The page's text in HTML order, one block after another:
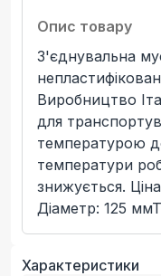
Опис товару
З'єднувальна
Виробництво
для
температурою
температури
знижується.
Діаметр: 125
Характеристики